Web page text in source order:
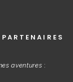
PARTENAIRES
aventures :